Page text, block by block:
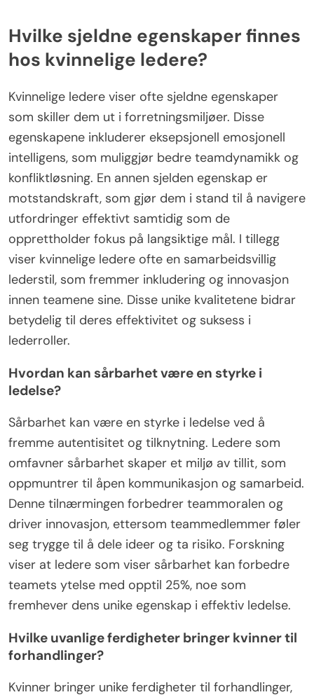
mentornettverk, som forbedrer profesjonell
utvikling og støtte. I tillegg prioriterer de bærekraft
i forretningspraksis, i tråd med forbrukernes
hensyn skiller dem fra konkurrentene i markedet.
Hvilke sjeldne egenskaper finnes
hos kvinnelige ledere?
Kvinnelige ledere viser ofte sjeldne egenskaper
som skiller dem ut i forretningsmiljøer. Disse
egenskapene inkluderer eksepsjonell emosjonell
intelligens, som muliggjør bedre teamdynamikk og
konfliktløsning. En annen sjelden egenskap er
motstandskraft, som gjør dem i stand til å navigere
opprettholder fokus på langsiktige mål. I tillegg
viser kvinnelige ledere ofte en samarbeidsvillig
lederstil, som fremmer inkludering og innovasjon
innen teamene sine. Disse unike kvalitetene bidrar
betydelig til deres effektivitet og suksess i
lederroller.
Hvordan kan sårbarhet være en styrke i
ledelse?
Sårbarhet kan være en styrke i ledelse ved å
fremme autentisitet og tilknytning. Ledere som
omfavner sårbarhet skaper et miljø av tillit, som
Denne tilnærmingen forbedrer teammoralen og
driver innovasjon, ettersom teammedlemmer føler
seg trygge til å dele ideer og ta risiko. Forskning